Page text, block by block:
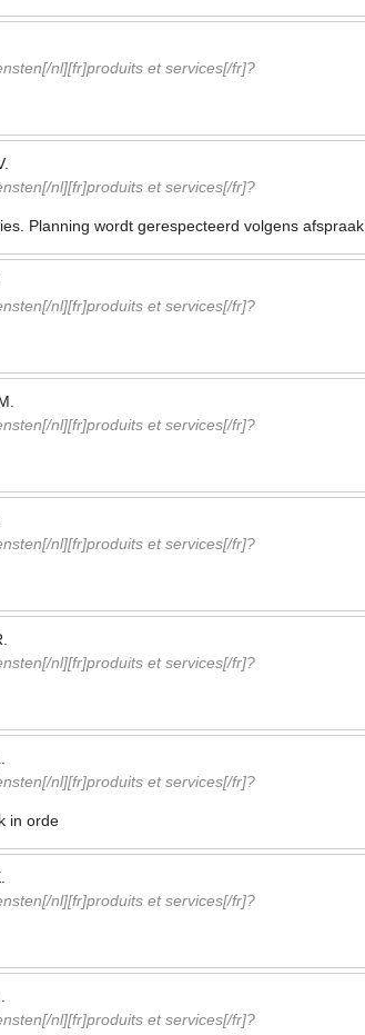
nl][fr]produits et services[/fr]?
nl][fr]produits et services[/fr]?
Planning wordt gerespecteerd volgens afspraak.
nl][fr]produits et services[/fr]?
nl][fr]produits et services[/fr]?
nl][fr]produits et services[/fr]?
nl][fr]produits et services[/fr]?
nl][fr]produits et services[/fr]?
in orde
nl][fr]produits et services[/fr]?
nl][fr]produits et services[/fr]?